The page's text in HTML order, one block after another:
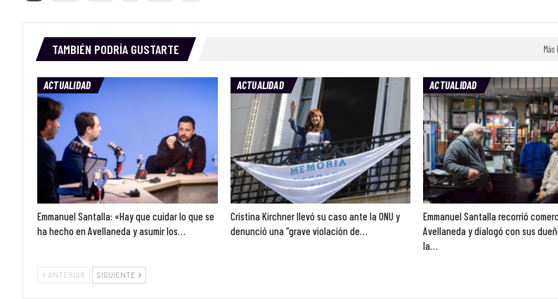
TAMBIÉN PODRÍA GUSTARTE
ACTUALIDAD
Emmanuel Santalla: «Hay que cuidar lo que se
ha hecho en Avellaneda y asumir los…
ACTUALIDAD
Cristina Kirchner llevó su caso ante la ONU y
denunció una “grave violación de…
ACTUALIDAD
Emmanuel Santalla recorrió
Avellaneda y dialogó con sus
la…
ANTERIOR SIGUIENTE